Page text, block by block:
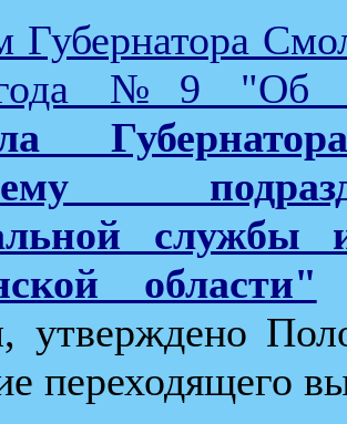
Губернатора
№9 "Об
службы
области"
утверждено
переходящего